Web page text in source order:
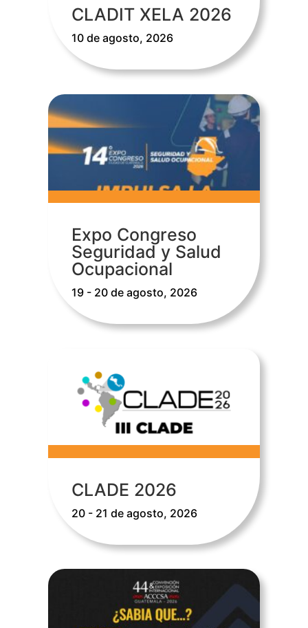
CLADIT XELA 2026
10 de agosto, 2026
Expo Congreso
Seguridad y Salud
Ocupacional
19 - 20 de agosto, 2026
CLADE 2026
20 - 21 de agosto, 2026